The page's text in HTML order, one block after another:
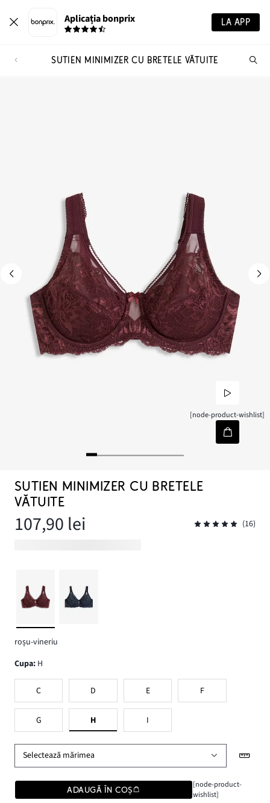
Aplicația bonprix LA APP
SUTIEN MINIMIZER CU BRETELE VĂTUITE
[node-product-wishlist]
SUTIEN MINIMIZER CU BRETELE
VĂTUITE
107,90 lei (16)
roșu-vineriu
Cupa: H
C D E F
G H I
Selectează mărimea
ADAUGĂ ÎN COȘ
[node-product-
wishlist]